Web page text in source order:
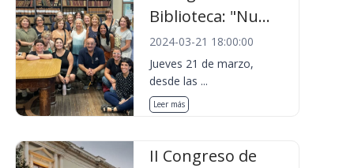
Biblioteca: "Nu...
2024-03-21 18:00:00
Jueves 21 de marzo,
desde las ...
Leer más
II Congreso de